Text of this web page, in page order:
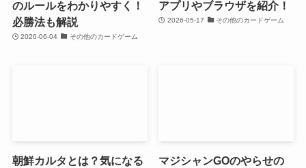
のルールをわかりやすく！
必勝法も解説
2026-06-04 その他のカードゲーム
アプリやブラウザを紹介！
2026-05-17 その他のカードゲーム
朝鮮カルタとは？気になる
マジシャンGOのやらせの